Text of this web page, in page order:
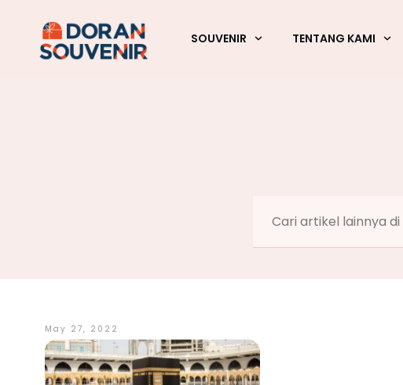
SOUVENIR TENTANG KAMI
May 27, 2022